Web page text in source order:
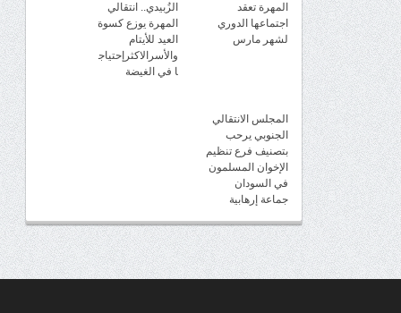
المهرة تعقد
اجتماعها الدوري
لشهر مارس
الزُبيدي.. انتقالي
المهرة يوزع كسوة
العيد للأيتام
والأسرالاكثرإحتياج
ا في الغيضة
المجلس الانتقالي
الجنوبي يرحب
بتصنيف فرع تنظيم
الإخوان المسلمون
في السودان
جماعة إرهابية